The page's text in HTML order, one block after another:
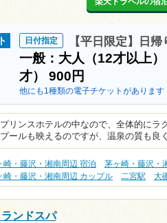
日付指定 【平日限定】日
一般：大人（12才以上）
才） 900円
他にも1種類の電子チケットがあります
プリンスホテルの中なので、全体的にラ
プールも映えるのですが、温泉の質も良
崎・藤沢・湘南周辺 宿泊 茅ヶ崎・藤沢・
崎・藤沢・湘南周辺 カップル
二宮駅 大
ンドスパ